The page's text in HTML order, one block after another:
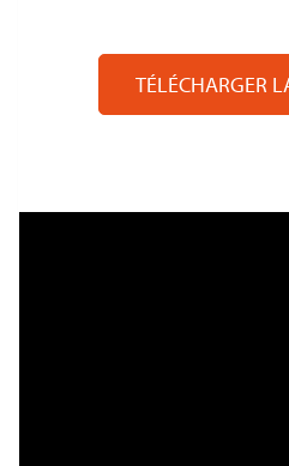
TÉLÉCHARGER